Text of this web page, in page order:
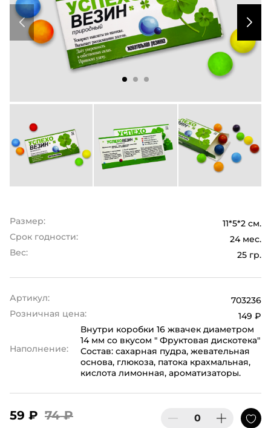
Размер:
11*5*2 см.
Срок годности:
24 мес.
Вес:
25 гр.
Артикул:
703236
Розничная цена:
149 ₽
Наполнение:
Внутри коробки 16 жвачек диаметром
14 мм со вкусом " Фруктовая дискотека"
Состав: сахарная пудра, жевательная
основа, глюкоза, патока крахмальная,
кислота лимонная, ароматизаторы.
59 ₽ 74 ₽